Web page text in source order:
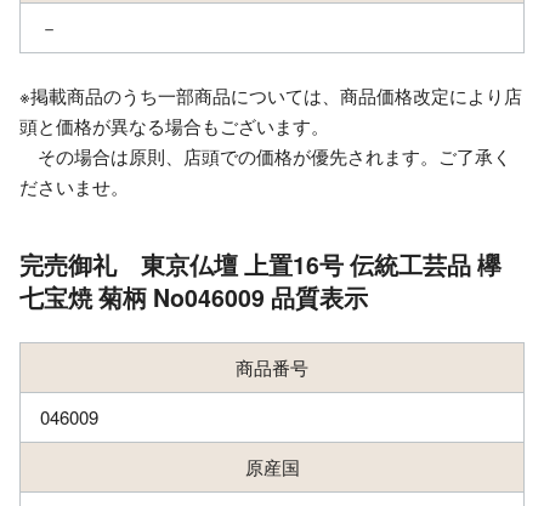
－
※掲載商品のうち一部商品については、商品価格改定により店
頭と価格が異なる場合もございます。
その場合は原則、店頭での価格が優先されます。ご了承く
ださいませ。
完売御礼 東京仏壇 上置16号 伝統工芸品 欅
七宝焼 菊柄 No046009 品質表示
商品番号
046009
原産国